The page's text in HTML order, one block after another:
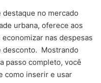
destaque no mercado
urbana, oferece aos
nas despesas
desconto. Mostrando
passo completo, você
como inserir e usar